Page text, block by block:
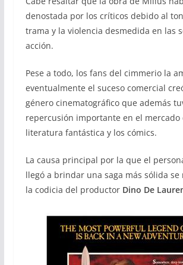
denostada por los críticos debido al
trama y la violencia desmedida en las
acción.
Pese a todo, los fans del cimmerio la
eventualmente el suceso comercial
género cinematográfico que además
repercusión importante en el mercado
literatura fantástica y los cómics.
La causa principal por la que el
llegó a brindar una saga más sólida se
la codicia del productor Dino De